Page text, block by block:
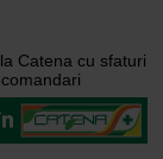
Catena cu sfaturi